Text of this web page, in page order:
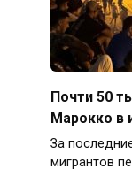
Почти 50
Марокко в
За
мигрантов